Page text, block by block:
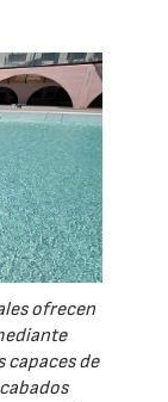
ofrecen
de